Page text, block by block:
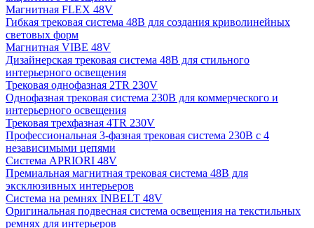
Магнитная FLEX 48V
Гибкая трековая система 48В для создания криволинейных
световых форм
Магнитная VIBE 48V
Дизайнерская трековая система 48В для стильного
интерьерного освещения
Трековая однофазная 2TR 230V
Однофазная трековая система 230В для коммерческого и
интерьерного освещения
Трековая трехфазная 4TR 230V
Профессиональная 3-фазная трековая система 230В с 4
независимыми цепями
Система APRIORI 48V
Премиальная магнитная трековая система 48В для
эксклюзивных интерьеров
Система на ремнях INBELT 48V
Оригинальная подвесная система освещения на текстильных
ремнях для интерьеров